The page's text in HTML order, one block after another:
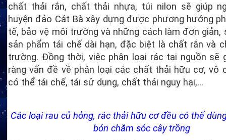
chất thải rắn, chất thải nhựa, túi nilon sẽ giúp
huyện đảo Cát Bà xây dựng được phương hướng
tế, bảo vệ môi trường và những cách làm đơn giản,
sản phẩm tái chế dài hạn, đặc biệt là chất rắn và
trường. Đồng thời, việc phân loại rác tại nguồn sẽ
ràng vấn đề về phân loại các chất thải hữu cơ, vô
có thể tái chế, tái sử dụng, chất thải nguy hại,...
Các loại rau củ hỏng, rác thải hữu cơ đều có thể
bón chăm sóc cây trồng